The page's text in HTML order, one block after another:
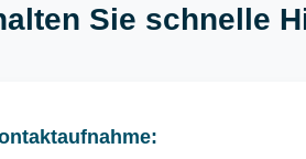
Sie schnelle